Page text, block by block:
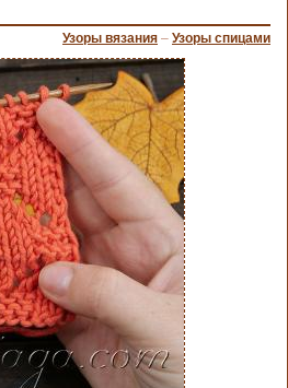
Узоры вязания – Узоры спицами